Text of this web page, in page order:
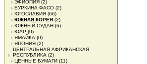
ЭФИОПИЯ (2)
БУРКИНА ФАСО (2)
ЮГОСЛАВИЯ (66)
ЮЖНАЯ КОРЕЯ (2)
ЮЖНЫЙ СУДАН (6)
ЮАР (0)
ЯМАЙКА (0)
ЯПОНИЯ (2)
ЦЕНТРАЛЬНАЯ АФРИКАНСКАЯ
РЕСПУБЛИКА (2)
ЦЕННЫЕ БУМАГИ (11)